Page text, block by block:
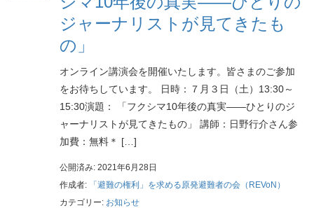
ジャーナリストが見てきたも
の」
オンライン講演会を開催いたします。皆さまのご参加
をお待ちしています。 日時：７月３日（土）13:30～
15:30演題： 「フクシマ10年後の真実――ひとりのジ
ャーナリストが見てきたもの」 講師：日野行介さん参
加費：無料＊ […]
公開済み: 2021年6月28日
作成者:
「避難の権利」を求める原発避難者の会（REVoN）
カテゴリー: お知らせ